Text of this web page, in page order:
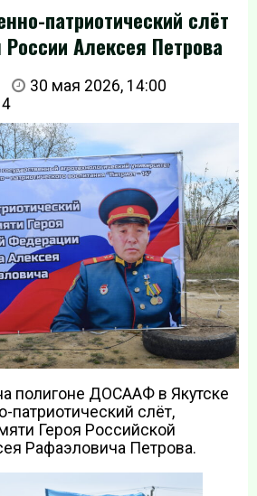
патриотический слёт
России Алексея Петрова
30 мая 2026, 14:00
полигоне ДОСААФ в Якутске
патриотический слёт,
Героя Российской
Рафаэловича Петрова.